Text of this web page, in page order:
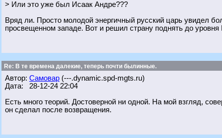
> Или это уже был Исаак Андре???
Вряд ли. Просто молодой энергичный русский царь увидел
просвещенном западе. Вот и решил страну поднять до
Re: В те времена далекие, теперь почти былинные.
Автор: Самовар (---.dynamic.spd-mgts.ru)
Дата: 28-12-24 22:04
Есть много теорий. Достоверной ни одной. На мой взгляд,
он сделал после возвращения.